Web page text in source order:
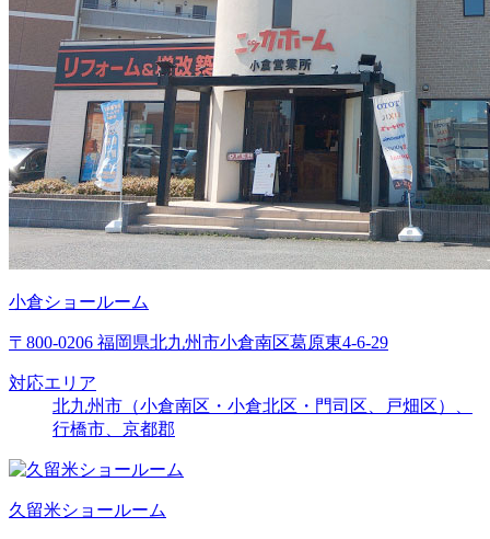
小倉ショールーム
〒800-0206 福岡県北九州市小倉南区葛原東4-6-29
対応エリア
北九州市（小倉南区・小倉北区・門司区、戸畑区）、
行橋市、京都郡
久留米ショールーム